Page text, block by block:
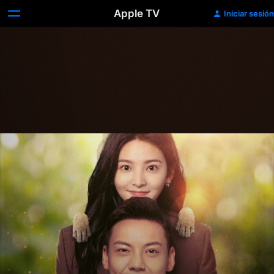
Apple TV Iniciar sesión